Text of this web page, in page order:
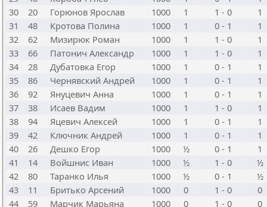
30
20 Горюнов Ярослав 1000 1 1 - 0
1
31
48 Кротова Полина 1000 1 0 - 1
1
32
62 Мизирюк Роман 1000 1 1 - 0
1
33
66 Патонич Александр 1000 1 1 - 0
1
34
28 Дубатовка Егор 1000 1 0 - 1
1
35
86 Чернявский Андрей 1000 1 0 - 1
1
36
92 Януцевич Анна 1000 1 0 - 1
1
37
38 Исаев Вадим 1000 1 1 - 0
1
38
94 Яцевич Алексей 1000 1 0 - 1
1
39
42 Ключник Андрей 1000 1 0 - 1
1
40
26 Дешко Егор 1000 ½ 0 - 1
1
41
14 Войшнис Иван 1000 ½ 1 - 0
½
42
80 Таранко Илья 1000 ½ 0 - 1
½
43
11 Бритько Арсений 1000 0 1 - 0
0
44
59 Марчик Марьяна 1000 0 1 - 0 0